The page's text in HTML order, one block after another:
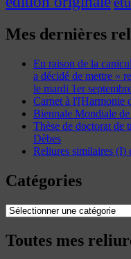
Mes dernières
En raison de la
a décidé de mettre «
le mardi 1er
Carnet à l'[Harmonie
Biennale Mondiale
Thèse de doctorat de
Dèbes
Reliures similaires (I)
Catégories
Catégories
Toutes mes